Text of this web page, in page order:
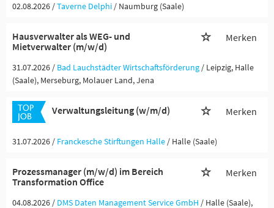
02.08.2026 /Taverne Delphi / Naumburg (Saale)
Hausverwalter als WEG- und
Mietverwalter (m/w/d)
Merken
31.07.2026 / Bad Lauchstädter Wirtschaftsförderung / Leipzig, Halle
(Saale), Merseburg, Molauer Land, Jena
Verwaltungsleitung (w/m/d) Merken
31.07.2026 / Franckesche Stirftungen Halle / Halle (Saale)
Prozessmanager (m/w/d) im Bereich
Transformation Office
Merken
04.08.2026 / DMS Daten Management Service GmbH / Halle (Saale),